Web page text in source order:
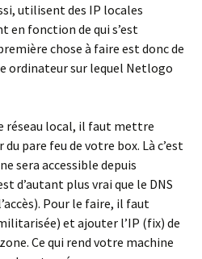
utilisent des IP locales
en fonction de qui s’est
chose à faire est donc de
ordinateur sur lequel Netlogo
réseau local, il faut mettre
pare feu de votre box. Là c’est
sera accessible depuis
d’autant plus vrai que le DNS
Pour le faire, il faut
et ajouter l’IP (fix) de
Ce qui rend votre machine